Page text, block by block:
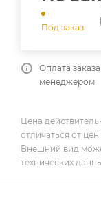
Под заказ
Оплата
менеджером
Цена
отличаться от
Внешний вид
технических